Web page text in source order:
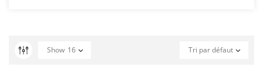
Tri par défaut
Show 16